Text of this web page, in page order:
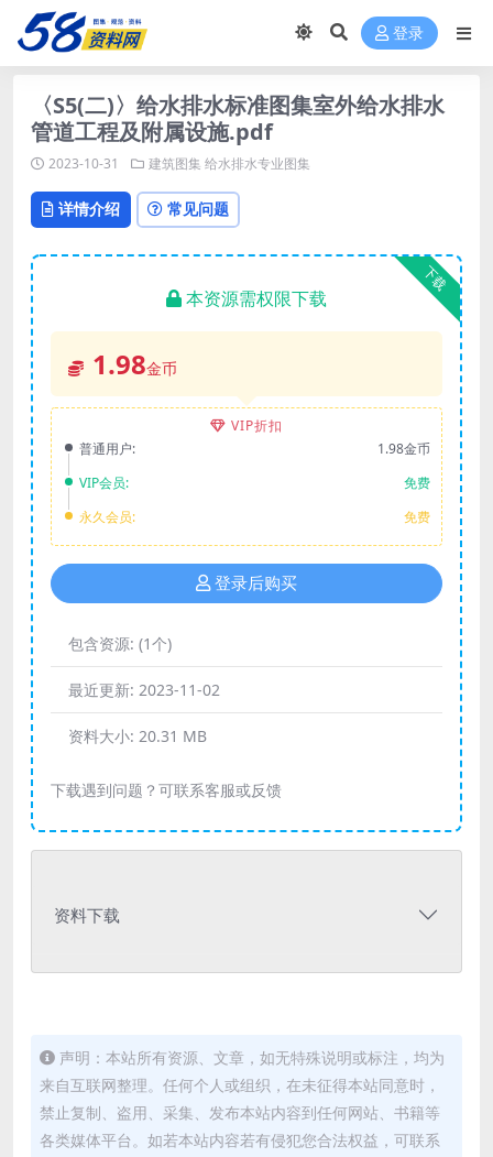
登录
〈S5(二)〉给水排水标准图集室外给水排水
管道工程及附属设施.pdf
2023-10-31 建筑图集 给水排水专业图集
详情介绍 常见问题
下载
本资源需权限下载
1.98金币
VIP折扣
普通用户:
1.98金币
VIP会员:
免费
永久会员:
免费
登录后购买
包含资源: (1个)
最近更新: 2023-11-02
资料大小: 20.31 MB
下载遇到问题？可联系客服或反馈
资料下载
声明：本站所有资源、文章，如无特殊说明或标注，均为
来自互联网整理。任何个人或组织，在未征得本站同意时，
禁止复制、盗用、采集、发布本站内容到任何网站、书籍等
各类媒体平台。如若本站内容若有侵犯您合法权益，可联系